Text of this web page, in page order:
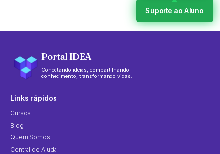
Suporte ao Aluno
Portal IDEA
Conectando ideias, compartilhando
conhecimento, transformando vidas.
Links rápidos
Cursos
Blog
Quem Somos
Central de Ajuda